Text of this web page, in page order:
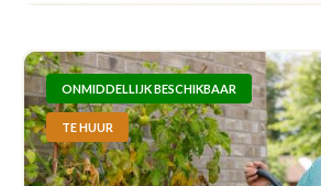
ONMIDDELLIJK BESCHIKBAAR
TE HUUR